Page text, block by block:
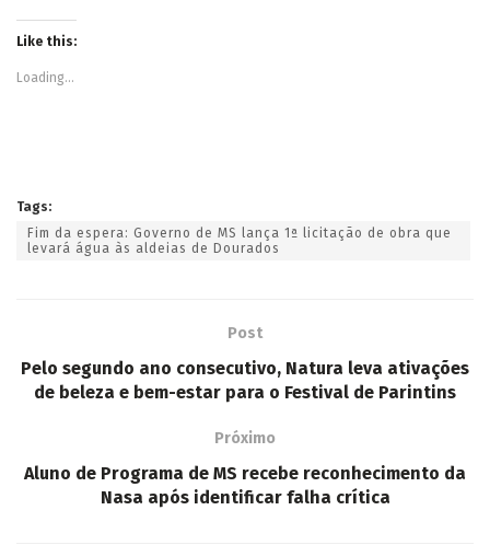
Like this:
Loading...
Tags:
Fim da espera: Governo de MS lança 1ª licitação de obra que
levará água às aldeias de Dourados
Post
Pelo segundo ano consecutivo, Natura leva ativações
de beleza e bem-estar para o Festival de Parintins
Próximo
Aluno de Programa de MS recebe reconhecimento da
Nasa após identificar falha crítica